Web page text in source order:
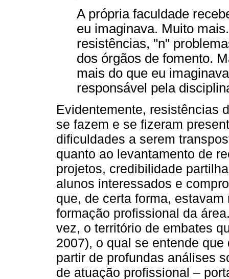
A própria faculdade
eu imaginava. Muito
resistências, "n"
dos órgãos de fomento.
mais do que eu
responsável pela
Evidentemente, resistências
se fazem e se fizeram
dificuldades a serem
quanto ao levantamento de
projetos, credibilidade
alunos interessados e
que, de certa forma,
formação profissional da
vez, o território de embates
2007), o qual se entende
partir de profundas análises
de atuação profissional –